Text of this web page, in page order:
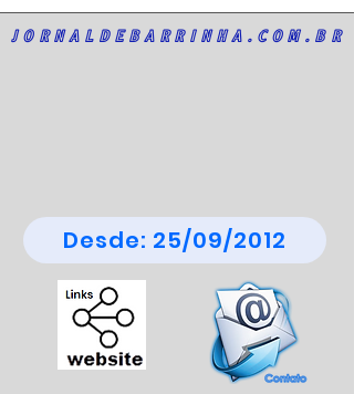
JORNALDEBARRINHA.COM.BR
Desde: 25/09/2012